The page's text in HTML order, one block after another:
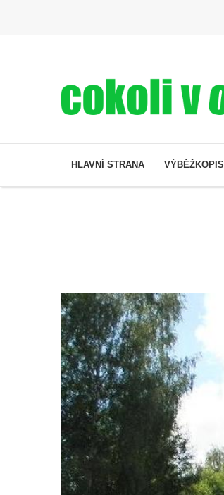
HLAVNÍ STRANA VÝBĚŽKOPIS